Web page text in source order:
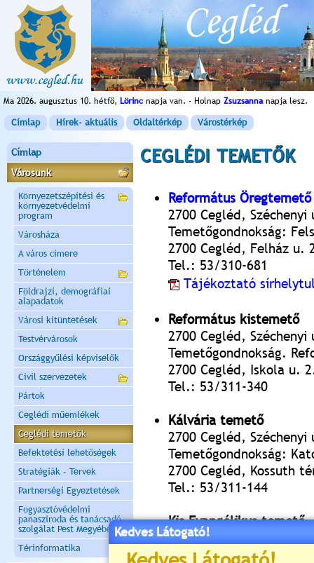
Ma 2026. augusztus 10. hétfő, Lörinc napja van. - Holnap Zsuzsannanapja lesz.
Címlap Hírek- aktuális Oldaltérkép Várostérkép
Címlap
Városunk
Környezetszépítési és
környezetvédelmi
program
Városháza
A város címere
Történelem
Földrajzi, demográfiai
alapadatok
Városi kitüntetések
Testvérvárosok
Országgyűlési képviselők
Civil szervezetek
Pártok
Ceglédi műemlékek
Ceglédi temetők
Befektetési lehetőségek
Stratégiák - Tervek
Partnerségi Egyeztetések
Fogyasztóvédelmi
panasziroda és tanácsadó
szolgálat Pest Megyében
Térinformatika
CEGLÉDI TEMETŐK
Református Öregtemető
2700 Cegléd, Széchenyi
Temetőgondnokság:
2700 Cegléd, Felház u.
Tel.: 53/310-681
Tájékoztató
Református kistemető
2700 Cegléd, Széchenyi
Temetőgondnokság.
2700 Cegléd, Iskola u.
Tel.: 53/311-340
Kálvária temető
2700 Cegléd, Széchenyi
Temetőgondnokság:
2700 Cegléd, Kossuth
Tel.: 53/311-144
Kis Evangélikus temető
2700 Cegléd, Könyök u.
Temetőgondnokság:
Kedves Látogató!